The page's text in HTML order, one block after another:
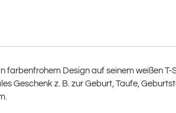
Design auf seinem weißen
z. B. zur Geburt, Taufe,